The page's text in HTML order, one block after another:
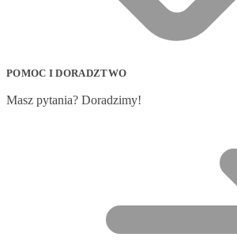
POMOC I DORADZTWO
Masz pytania? Doradzimy!